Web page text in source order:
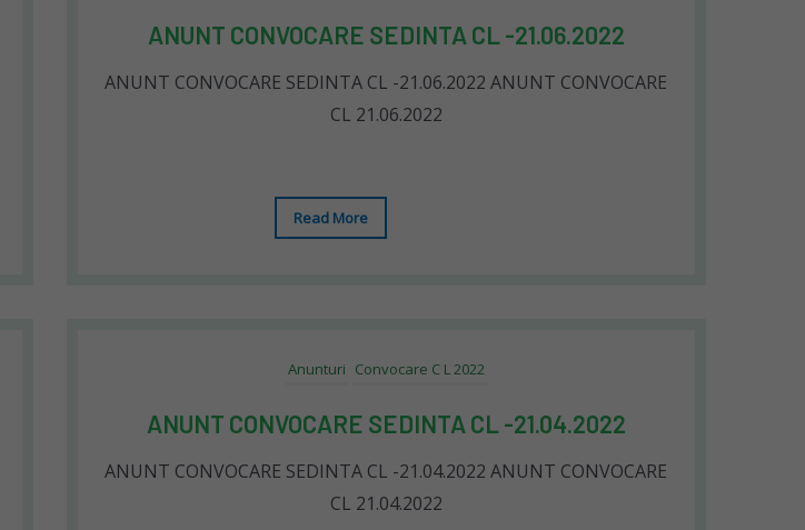
ANUNT CONVOCARE SEDINTA CL -21.06.2022
ANUNT CONVOCARE SEDINTA CL -21.06.2022 ANUNT CONVOCARE
CL 21.06.2022
Read More
Anunturi Convocare C L 2022
ANUNT CONVOCARE SEDINTA CL -21.04.2022
ANUNT CONVOCARE SEDINTA CL -21.04.2022 ANUNT CONVOCARE
CL 21.04.2022